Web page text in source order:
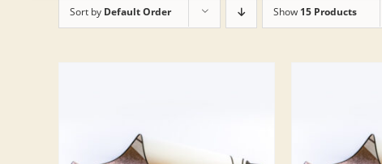
Sort by Default Order Show 15 Products